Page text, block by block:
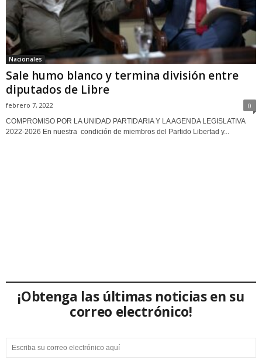
Nacionales
Sale humo blanco y termina división entre
diputados de Libre
febrero 7, 2022 0
COMPROMISO POR LA UNIDAD PARTIDARIA Y LA AGENDA LEGISLATIVA
2022-2026 En nuestra condición de miembros del Partido Libertad y...
¡Obtenga las últimas noticias en su
correo electrónico!